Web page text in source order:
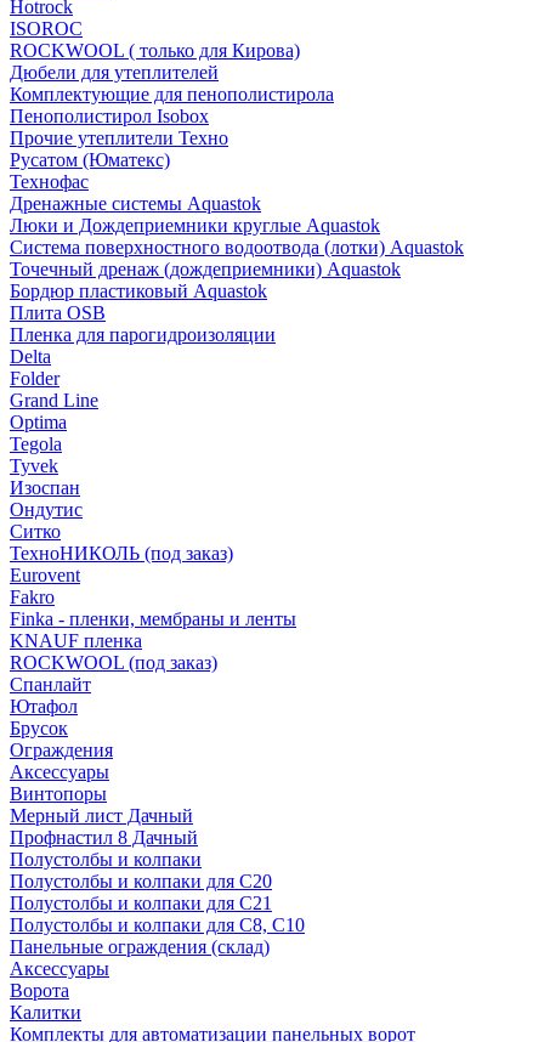
Hotrock
ISOROC
ROCKWOOL ( только для Кирова)
Дюбели для утеплителей
Комплектующие для пенополистирола
Пенополистирол Isobox
Прочие утеплители Техно
Русатом (Юматекс)
Технофас
Дренажные системы Aquastok
Люки и Дождеприемники круглые Aquastok
Система поверхностного водоотвода (лотки) Aquastok
Точечный дренаж (дождеприемники) Aquastok
Бордюр пластиковый Aquastok
Плита OSB
Пленка для парогидроизоляции
Delta
Folder
Grand Line
Optima
Tegola
Tyvek
Изоспан
Ондутис
Ситко
ТехноНИКОЛЬ (под заказ)
Eurovent
Fakro
Finka - пленки, мембраны и ленты
KNAUF пленка
ROCKWOOL (под заказ)
Спанлайт
Ютафол
Брусок
Ограждения
Аксессуары
Винтопоры
Мерный лист Дачный
Профнастил 8 Дачный
Полустолбы и колпаки
Полустолбы и колпаки для С20
Полустолбы и колпаки для С21
Полустолбы и колпаки для С8, С10
Панельные ограждения (склад)
Аксессуары
Ворота
Калитки
Комплекты для автоматизации панельных ворот